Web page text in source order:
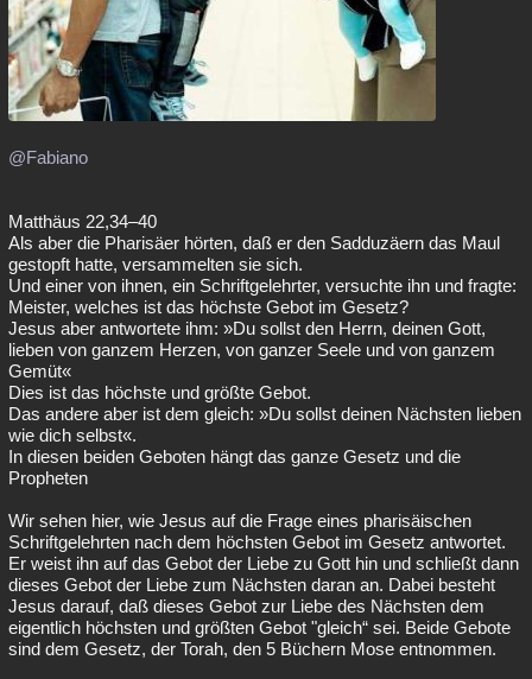
@Fabiano
Matthäus 22,34–40
Als aber die Pharisäer hörten, daß er den Sadduzäern das Maul
gestopft hatte, versammelten sie sich.
Und einer von ihnen, ein Schriftgelehrter, versuchte ihn und fragte:
Meister, welches ist das höchste Gebot im Gesetz?
Jesus aber antwortete ihm: »Du sollst den Herrn, deinen Gott,
lieben von ganzem Herzen, von ganzer Seele und von ganzem
Gemüt«
Dies ist das höchste und größte Gebot.
Das andere aber ist dem gleich: »Du sollst deinen Nächsten lieben
wie dich selbst«.
In diesen beiden Geboten hängt das ganze Gesetz und die
Propheten
Wir sehen hier, wie Jesus auf die Frage eines pharisäischen
Schriftgelehrten nach dem höchsten Gebot im Gesetz antwortet.
Er weist ihn auf das Gebot der Liebe zu Gott hin und schließt dann
dieses Gebot der Liebe zum Nächsten daran an. Dabei besteht
Jesus darauf, daß dieses Gebot zur Liebe des Nächsten dem
eigentlich höchsten und größten Gebot "gleich“ sei. Beide Gebote
sind dem Gesetz, der Torah, den 5 Büchern Mose entnommen.